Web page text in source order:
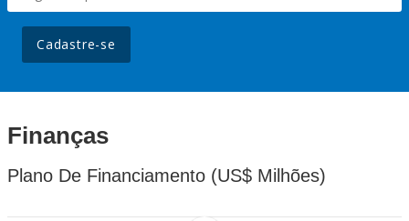
Cadastre-se
Finanças
Plano De Financiamento (US$ Milhões)